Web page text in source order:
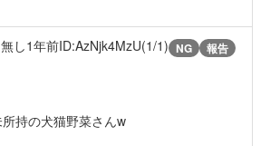
し1年前ID:AzNjk4MzU(1/1) NG 報告
所持の犬猫野菜さんw